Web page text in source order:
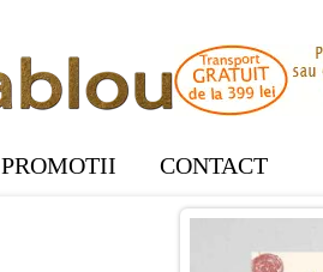
PROMOTII CONTACT